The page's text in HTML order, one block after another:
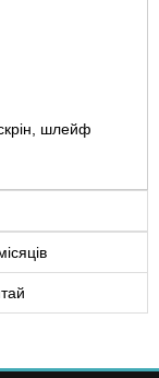
шлейф